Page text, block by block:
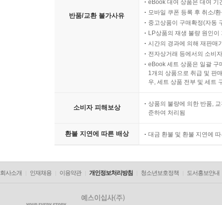
반품/교환 불가사유
eBook 대여 상품은 대여 기
모바일 쿠폰 등록 후 취소/
중고상품이 구매확정(자동
LP상품의 재생 불량 원인
시간의 경과에 의해 재판매
전자상거래 등에서의 소비
eBook 세트 상품은 일괄 구
1개의 상품으로 취급 및 판
우, 세트 상품 전부 및 세트
소비자 피해보상
상품의 불량에 의한 반품,
준하여 처리됨
환불 지연에 따른 배상 대금 환불 및 환불 지연에
회사소개 인재채용 이용약관 개인정보처리방침 청소년보호정책 도서홍보안내